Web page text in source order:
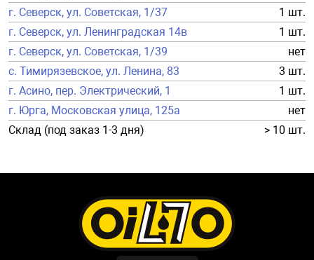
г. Северск, ул. Советская, 1/37
1 шт.
г. Северск, ул. Ленинградская 14в
1 шт.
г. Северск, ул. Советская, 1/39
нет
с. Тимирязевское, ул. Ленина, 83
3 шт.
г. Асино, пер. Электрический, 1
1 шт.
г. Юрга, Московская улица, 125а
нет
Склад (под заказ 1-3 дня)
> 10 шт.